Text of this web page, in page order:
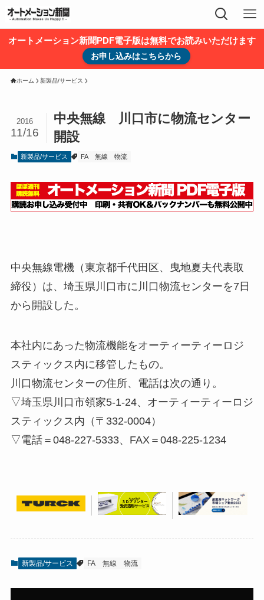
オートメーション新聞PDF電子版は無料でお読みいただけます
お申し込みはこちらから
ホーム 新製品/サービス
中央無線 川口市に物流センター
開設
2016
11/16
新製品/サービス FA 無線 物流
中央無線電機（東京都千代田区、曳地夏夫代表取
締役）は、埼玉県川口市に川口物流センターを7日
から開設した。
本社内にあった物流機能をオーティーティーロジ
スティックス内に移管したもの。
川口物流センターの住所、電話は次の通り。
▽埼玉県川口市領家5-1-24、オーティーティーロジ
スティックス内（〒332-0004）
▽電話＝048-227-5333、FAX＝048-225-1234
新製品/サービス FA 無線 物流